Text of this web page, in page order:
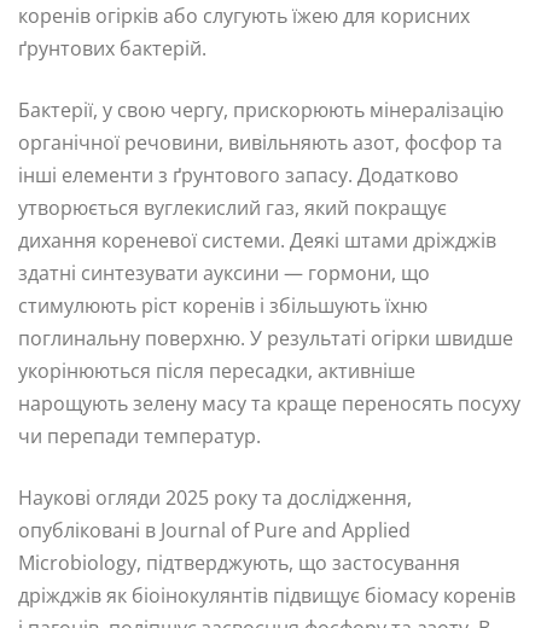
коренів огірків або слугують їжею для корисних
ґрунтових бактерій.
Бактерії, у свою чергу, прискорюють мінералізацію
органічної речовини, вивільняють азот, фосфор та
інші елементи з ґрунтового запасу. Додатково
утворюється вуглекислий газ, який покращує
дихання кореневої системи. Деякі штами дріжджів
здатні синтезувати ауксини — гормони, що
стимулюють ріст коренів і збільшують їхню
поглинальну поверхню. У результаті огірки швидше
укорінюються після пересадки, активніше
нарощують зелену масу та краще переносять посуху
чи перепади температур.
Наукові огляди 2025 року та дослідження,
опубліковані в Journal of Pure and Applied
Microbiology, підтверджують, що застосування
дріжджів як біоінокулянтів підвищує біомасу коренів